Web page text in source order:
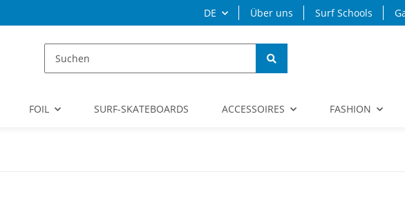
DE Über uns Surf Schools
FOIL SURF-SKATEBOARDS ACCESSOIRES FASHION